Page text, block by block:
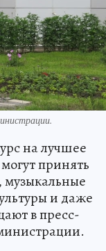
на лучшее
принять
и даже
в пресс-